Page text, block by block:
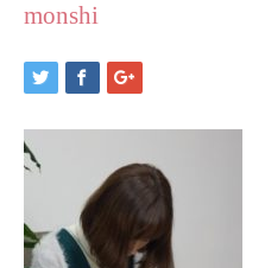
monshi